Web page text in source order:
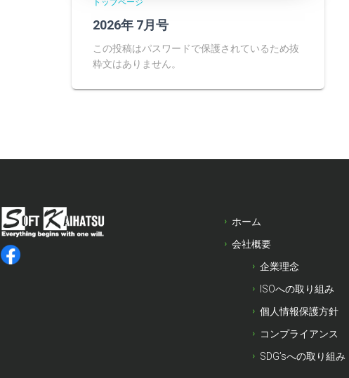
トップページ
2026年 7月号
この投稿はパスワードで保護されているため抜
粋文はありません。
ホーム
会社概要
企業理念
ISOへの取り組み
個人情報保護方針
コンプライアンス
SDG’sへの取り組み